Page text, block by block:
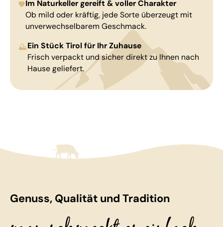
Im Naturkeller gereift & voller Charakter
Ob mild oder kräftig, jede Sorte überzeugt mit
unverwechselbarem Geschmack.
Ein Stück Tirol für Ihr Zuhause
Frisch verpackt und sicher direkt zu Ihnen nach
Hause geliefert.
Genuss, Qualität und Tradition